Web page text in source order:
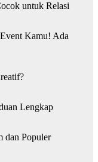
untuk Relasi
Kamu! Ada
Lengkap
dan Populer